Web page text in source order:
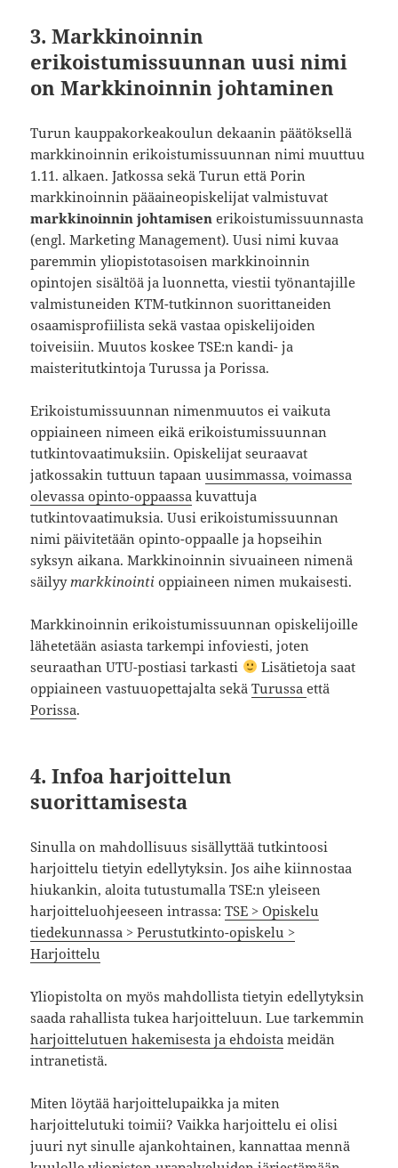
3. Markkinoinnin
erikoistumissuunnan uusi nimi
on Markkinoinnin johtaminen
Turun kauppakorkeakoulun dekaanin päätöksellä
markkinoinnin erikoistumissuunnan nimi muuttuu
1.11. alkaen. Jatkossa sekä Turun että Porin
markkinoinnin pääaineopiskelijat valmistuvat
markkinoinnin johtamisen erikoistumissuunnasta
(engl. Marketing Management). Uusi nimi kuvaa
paremmin yliopistotasoisen markkinoinnin
opintojen sisältöä ja luonnetta, viestii työnantajille
valmistuneiden KTM-tutkinnon suorittaneiden
osaamisprofiilista sekä vastaa opiskelijoiden
toiveisiin. Muutos koskee TSE:n kandi- ja
maisteritutkintoja Turussa ja Porissa.
Erikoistumissuunnan nimenmuutos ei vaikuta
oppiaineen nimeen eikä erikoistumissuunnan
tutkintovaatimuksiin. Opiskelijat seuraavat
jatkossakin tuttuun tapaanuusimmassa, voimassa
olevassa opinto-oppaassa kuvattuja
tutkintovaatimuksia. Uusi erikoistumissuunnan
nimi päivitetään opinto-oppaalle ja hopseihin
syksyn aikana. Markkinoinnin sivuaineen nimenä
säilyy markkinointioppiaineen nimen mukaisesti.
Markkinoinnin erikoistumissuunnan opiskelijoille
lähetetään asiasta tarkempi infoviesti, joten
seuraathan UTU-postiasi tarkasti
Lisätietoja saat
oppiaineen vastuuopettajalta sekäTurussaettä
Porissa.
4. Infoa harjoittelun
suorittamisesta
Sinulla on mahdollisuus sisällyttää tutkintoosi
harjoittelu tietyin edellytyksin. Jos aihe kiinnostaa
hiukankin, aloita tutustumalla TSE:n yleiseen
harjoitteluohjeeseen intrassa:TSE > Opiskelu
tiedekunnassa > Perustutkinto-opiskelu >
Harjoittelu
Yliopistolta on myös mahdollista tietyin edellytyksin
saada rahallista tukea harjoitteluun. Lue tarkemmin
harjoittelutuen hakemisesta ja ehdoista meidän
intranetistä.
Miten löytää harjoittelupaikka ja miten
harjoittelutuki toimii? Vaikka harjoittelu ei olisi
juuri nyt sinulle ajankohtainen, kannattaa mennä